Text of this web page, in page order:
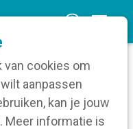
van cookies om
aanpassen
kan je jouw
Meer informatie is
n
m
brand van